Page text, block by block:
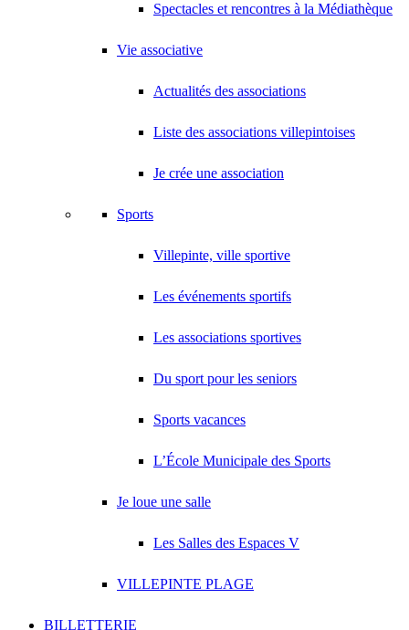
Spectacles et rencontres à la Médiathèque
Vie associative
Actualités des associations
Liste des associations villepintoises
Je crée une association
Sports
Villepinte, ville sportive
Les événements sportifs
Les associations sportives
Du sport pour les seniors
Sports vacances
L’École Municipale des Sports
Je loue une salle
Les Salles des Espaces V
VILLEPINTE PLAGE
BILLETTERIE